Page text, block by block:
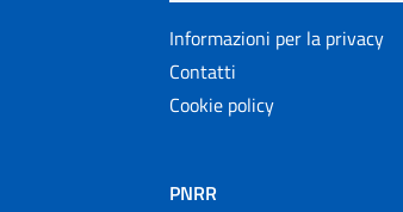
Informazioni per la privacy
Contatti
Cookie policy
PNRR